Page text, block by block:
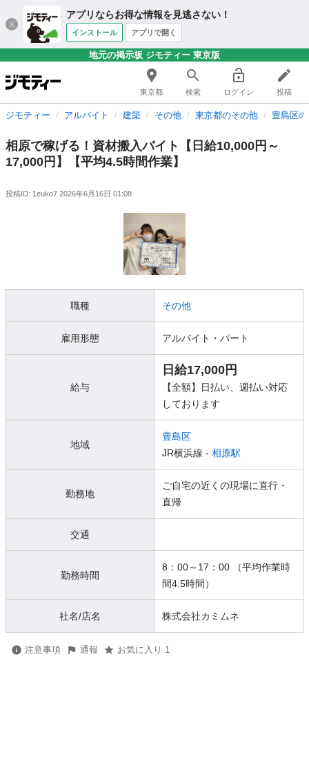
アプリならお得な情報を見逃さない！
インストール アプリで開く
地元の掲示板 ジモティー 東京版
東京都 検索 ログイン 投稿
ジモティー アルバイト 建築 その他 東京都のその他 豊島区
相原で稼げる！資材搬入バイト【日給10,000円～
17,000円】【平均4.5時間作業】
投稿ID: 1euko7 2026年6月16日 01:08
職種 その他
雇用形態 アルバイト・パート
給与
日給17,000円
【全額】日払い、週払い対応
しております
地域
豊島区
JR横浜線 - 相原駅
勤務地
ご自宅の近くの現場に直行・
直帰
交通
勤務時間
8：00～17：00 （平均作業時
間4.5時間）
社名/店名 株式会社カミムネ
注意事項 通報 お気に入り 1